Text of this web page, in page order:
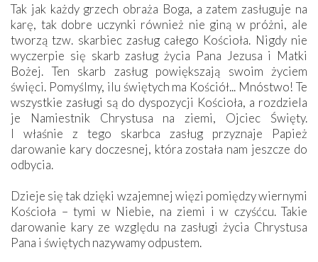
Tak jak każdy grzech obraża Boga, a zatem zasługuje na
karę, tak dobre uczynki również nie giną w próżni, ale
tworzą tzw. skarbiec zasług całego Kościoła. Nigdy nie
wyczerpie się skarb zasług życia Pana Jezusa i Matki
Bożej. Ten skarb zasług powiększają swoim życiem
święci. Pomyślmy, ilu świętych ma Kościół... Mnóstwo! Te
wszystkie zasługi są do dyspozycji Kościoła, a rozdziela
je Namiestnik Chrystusa na ziemi, Ojciec Święty.
I właśnie z tego skarbca zasług przyznaje Papież
darowanie kary doczesnej, która została nam jeszcze do
odbycia.
Dzieje się tak dzięki wzajemnej więzi pomiędzy wiernymi
Kościoła – tymi w Niebie, na ziemi i w czyśćcu. Takie
darowanie kary ze względu na zasługi życia Chrystusa
Pana i świętych nazywamy odpustem.